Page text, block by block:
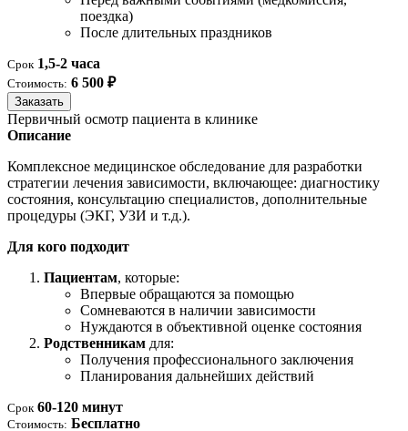
поездка)
После длительных праздников
Срок 1,5-2 часа
Стоимость: 6 500 ₽
Заказать
Первичный осмотр пациента в клинике
Описание
Комплексное медицинское обследование для разработки
стратегии лечения зависимости, включающее: диагностику
состояния, консультацию специалистов, дополнительные
процедуры (ЭКГ, УЗИ и т.д.).
Для кого подходит
Пациентам, которые:
Впервые обращаются за помощью
Сомневаются в наличии зависимости
Нуждаются в объективной оценке состояния
Родственникам для:
Получения профессионального заключения
Планирования дальнейших действий
Срок 60-120 минут
Стоимость: Бесплатно